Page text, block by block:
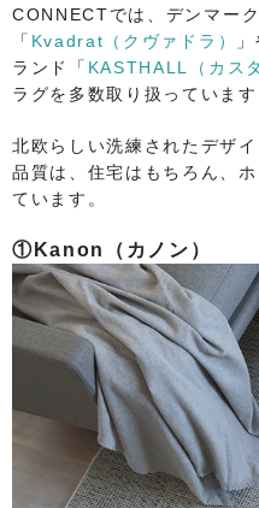
CONNECTでは、デンマー
「 Kvadrat（クヴァドラ）
ランド「 KASTHALL（カス
ラグを多数取り扱っています
北欧らしい洗練されたデザ
品質は、住宅はもちろん、
ています。
①Kanon（カノン）